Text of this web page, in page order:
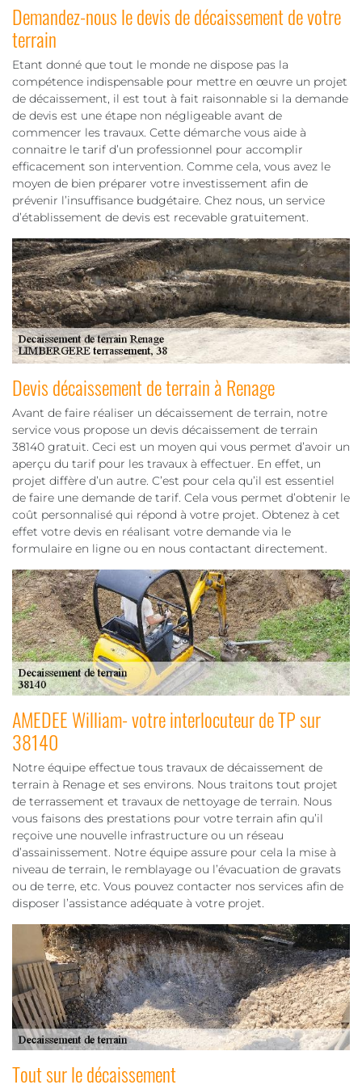
Demandez-nous le devis de décaissement de votre
terrain
Etant donné que tout le monde ne dispose pas la
compétence indispensable pour mettre en œuvre un projet
de décaissement, il est tout à fait raisonnable si la demande
de devis est une étape non négligeable avant de
commencer les travaux. Cette démarche vous aide à
connaitre le tarif d’un professionnel pour accomplir
efficacement son intervention. Comme cela, vous avez le
moyen de bien préparer votre investissement afin de
prévenir l’insuffisance budgétaire. Chez nous, un service
d’établissement de devis est recevable gratuitement.
Devis décaissement de terrain à Renage
Avant de faire réaliser un décaissement de terrain, notre
service vous propose un devis décaissement de terrain
38140 gratuit. Ceci est un moyen qui vous permet d’avoir un
aperçu du tarif pour les travaux à effectuer. En effet, un
projet diffère d’un autre. C’est pour cela qu’il est essentiel
de faire une demande de tarif. Cela vous permet d’obtenir le
coût personnalisé qui répond à votre projet. Obtenez à cet
effet votre devis en réalisant votre demande via le
formulaire en ligne ou en nous contactant directement.
AMEDEE William- votre interlocuteur de TP sur
38140
Notre équipe effectue tous travaux de décaissement de
terrain à Renage et ses environs. Nous traitons tout projet
de terrassement et travaux de nettoyage de terrain. Nous
vous faisons des prestations pour votre terrain afin qu’il
reçoive une nouvelle infrastructure ou un réseau
d’assainissement. Notre équipe assure pour cela la mise à
niveau de terrain, le remblayage ou l’évacuation de gravats
ou de terre, etc. Vous pouvez contacter nos services afin de
disposer l’assistance adéquate à votre projet.
Tout sur le décaissement